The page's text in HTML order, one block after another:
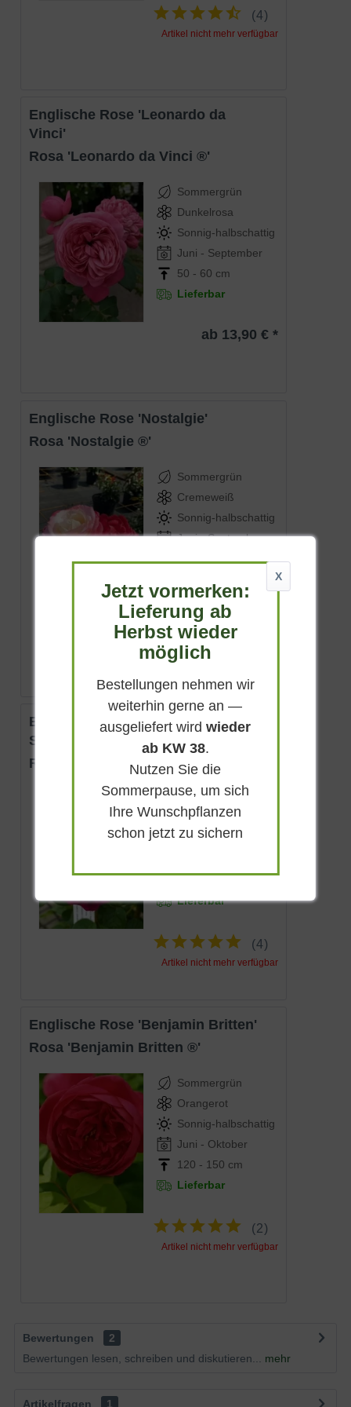
Die Rosa 'Crown Princess Margareta ®'
(Englische Rose 'Crown Princess
Margareta') erweist sich als eine
Beetbepflanzung eignet. Auch als kleine
Kletterrose überzeugend.
(4)
Artikel nicht mehr verfügbar
Englische Rose 'Leonardo da
Vinci'
Rosa 'Leonardo da Vinci ®'
Sommergrün
Dunkelrosa
Sonnig-halbschattig
Juni - September
50 - 60 cm
Lieferbar
ab 13,90 € *
Englische Rose 'Nostalgie'
Rosa 'Nostalgie ®'
Sommergrün
Cremeweiß
Sonnig-halbschattig
Juni - September
ab 13,90 € *
Englische Rose 'William
Shakespeare'
Rosa 'William Shakespeare ®'
Sommergrün
Karmesinrot
Sonnig-halbschattig
Lieferbar
(4)
Artikel nicht mehr verfügbar
Englische Rose 'Benjamin Britten'
Rosa 'Benjamin Britten ®'
Sommergrün
Orangerot
Sonnig-halbschattig
Juni - Oktober
120 - 150 cm
Lieferbar
(2)
Artikel nicht mehr verfügbar
Bewertungen
2
Bewertungen lesen, schreiben und diskutieren...
mehr
Artikelfragen
1
X
Jetzt vormerken:
Lieferung ab
Herbst wieder
möglich
Bestellungen nehmen wir
weiterhin gerne an —
ausgeliefert wirdwieder
ab KW 38.
Nutzen Sie die
Sommerpause, um sich
Ihre Wunschpflanzen
schon jetzt zu sichern